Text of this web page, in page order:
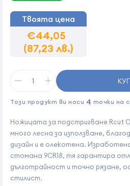
Ножицата за подстригване Rcut
много лесна за използване,
дизайн и е олекотена.
стомана 9CR18, тя гарантира
дълготрайност и точно рязане,
стилист.
Твоята цена
€44,05
(87,23 лв.)
Този продукт ви носи 4 точки на